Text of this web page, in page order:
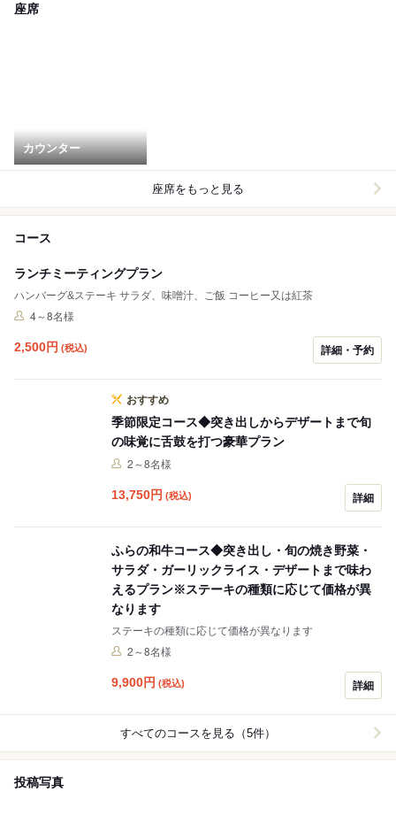
座席
カウンター
座席をもっと見る
コース
ランチミーティングプラン
ハンバーグ&ステーキ サラダ、味噌汁、ご飯 コーヒー又は紅茶
4～8名様
2,500円 (税込) 詳細・予約
おすすめ
季節限定コース◆突き出しからデザートまで旬
の味覚に舌鼓を打つ豪華プラン
2～8名様
13,750円 (税込) 詳細
ふらの和牛コース◆突き出し・旬の焼き野菜・
サラダ・ガーリックライス・デザートまで味わ
えるプラン※ステーキの種類に応じて価格が異
なります
ステーキの種類に応じて価格が異なります
2～8名様
9,900円 (税込) 詳細
すべてのコースを見る（5件）
投稿写真